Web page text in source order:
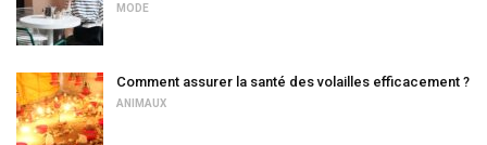
MODE
Comment assurer la santé des volailles efficacement ?
ANIMAUX